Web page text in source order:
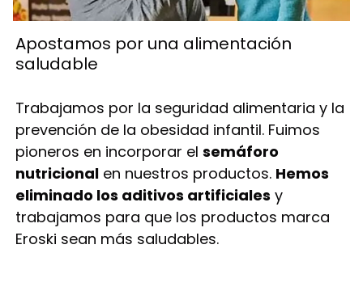
Apostamos por una alimentación
saludable
Trabajamos por la seguridad alimentaria y la
prevención de la obesidad infantil. Fuimos
pioneros en incorporar el semáforo
nutricional en nuestros productos. Hemos
eliminado los aditivos artificiales y
trabajamos para que los productos marca
Eroski sean más saludables.